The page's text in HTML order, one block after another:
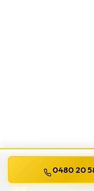
WILLEMS
0480 20